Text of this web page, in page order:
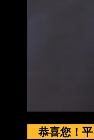
恭喜您！